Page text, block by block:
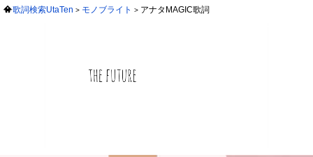
歌詞検索UtaTen モノブライト アナタMAGIC歌詞